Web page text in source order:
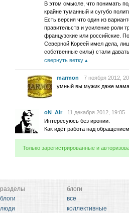
В этом смысле, что понимать
крайне туманный и сугубо
Есть версия что один из
правительств и усиление роли
французские или российские.
Северной Кореей имел дела,
собственные силы) стали
свернуть ветку
marmon
7 ноября 2012,
умный вы мужик даже
oN_Air
11 декабря 2012, 19:05
Интересуюсь без иронии.
Как идёт работа над
Только зарегистрированные и
разделы
блоги
люди
блоги
все
коллективные